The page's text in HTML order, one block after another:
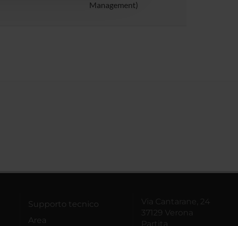
Management)
Supporto tecnico
Area
Via Cantarane, 24
37129 Verona
Partita